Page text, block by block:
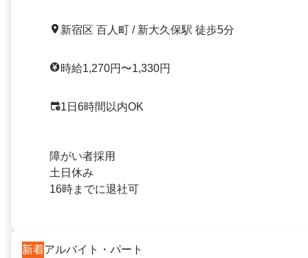
新宿区 百人町 / 新大久保駅 徒歩5分
時給1,270円〜1,330円
1日6時間以内OK
障がい者採用
土日休み
16時までに退社可
新着アルバイト・パート